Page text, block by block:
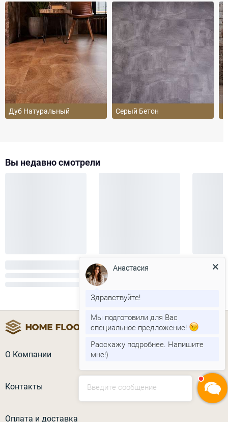
Дуб Натуральный Серый Бетон
Вы недавно смотрели
О Компании
Контакты
Оплата и доставка
Введите сообщение
Анастасия
Здравствуйте!
Мы подготовили для Вас
специальное предложение!
Расскажу подробнее. Напишите
мне!)